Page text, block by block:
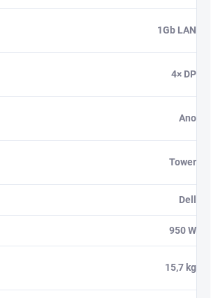
1Gb LAN
4× DP
Ano
Tower
Dell
950 W
15,7 kg